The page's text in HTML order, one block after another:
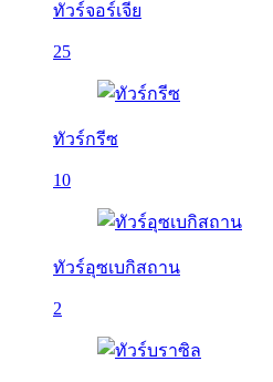
ทัวร์จอร์เจีย
25
ทัวร์กรีซ
10
ทัวร์อุซเบกิสถาน
2